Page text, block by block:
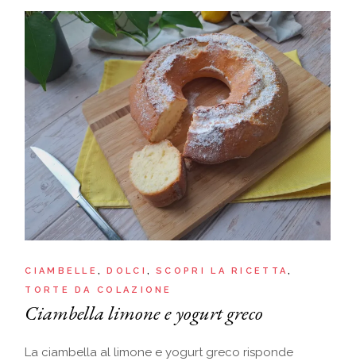
CIAMBELLE DOLCI
SCOPRI LA RICETTA
TORTE DA COLAZIONE
Ciambella limone e yogurt greco
La ciambella al limone e yogurt greco risponde